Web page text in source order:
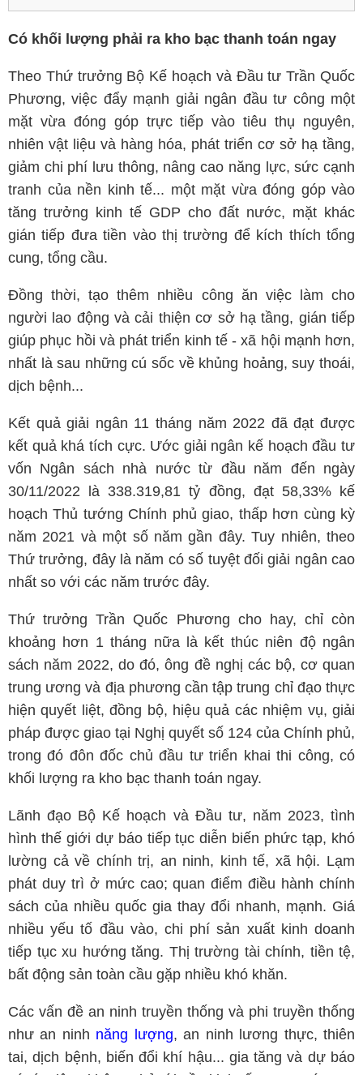
Có khối lượng phải ra kho bạc thanh toán ngay
Theo Thứ trưởng Bộ Kế hoạch và Đầu tư Trần Quốc
Phương, việc đẩy mạnh giải ngân đầu tư công một
mặt vừa đóng góp trực tiếp vào tiêu thụ nguyên,
nhiên vật liệu và hàng hóa, phát triển cơ sở hạ tầng,
giảm chi phí lưu thông, nâng cao năng lực, sức cạnh
tranh của nền kinh tế... một mặt vừa đóng góp vào
tăng trưởng kinh tế GDP cho đất nước, mặt khác
gián tiếp đưa tiền vào thị trường để kích thích tổng
cung, tổng cầu.
Đồng thời, tạo thêm nhiều công ăn việc làm cho
người lao động và cải thiện cơ sở hạ tầng, gián tiếp
giúp phục hồi và phát triển kinh tế - xã hội mạnh hơn,
nhất là sau những cú sốc về khủng hoảng, suy thoái,
dịch bệnh...
Kết quả giải ngân 11 tháng năm 2022 đã đạt được
kết quả khá tích cực. Ước giải ngân kế hoạch đầu tư
vốn Ngân sách nhà nước từ đầu năm đến ngày
30/11/2022 là 338.319,81 tỷ đồng, đạt 58,33% kế
hoạch Thủ tướng Chính phủ giao, thấp hơn cùng kỳ
năm 2021 và một số năm gần đây. Tuy nhiên, theo
Thứ trưởng, đây là năm có số tuyệt đối giải ngân cao
nhất so với các năm trước đây.
Thứ trưởng Trần Quốc Phương cho hay, chỉ còn
khoảng hơn 1 tháng nữa là kết thúc niên độ ngân
sách năm 2022, do đó, ông đề nghị các bộ, cơ quan
trung ương và địa phương cần tập trung chỉ đạo thực
hiện quyết liệt, đồng bộ, hiệu quả các nhiệm vụ, giải
pháp được giao tại Nghị quyết số 124 của Chính phủ,
trong đó đôn đốc chủ đầu tư triển khai thi công, có
khối lượng ra kho bạc thanh toán ngay.
Lãnh đạo Bộ Kế hoạch và Đầu tư, năm 2023, tình
hình thế giới dự báo tiếp tục diễn biến phức tạp, khó
lường cả về chính trị, an ninh, kinh tế, xã hội. Lạm
phát duy trì ở mức cao; quan điểm điều hành chính
sách của nhiều quốc gia thay đổi nhanh, mạnh. Giá
nhiều yếu tố đầu vào, chi phí sản xuất kinh doanh
tiếp tục xu hướng tăng. Thị trường tài chính, tiền tệ,
bất động sản toàn cầu gặp nhiều khó khăn.
Các vấn đề an ninh truyền thống và phi truyền thống
như an ninh năng lượng, an ninh lương thực, thiên
tai, dịch bệnh, biến đổi khí hậu... gia tăng và dự báo